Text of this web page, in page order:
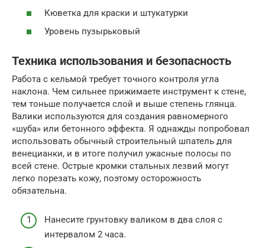
Кюветка для краски и штукатурки
Уровень пузырьковый
Техника использования и безопасность
Работа с кельмой требует точного контроля угла
наклона. Чем сильнее прижимаете инструмент к стене,
тем тоньше получается слой и выше степень глянца.
Валики используются для создания равномерного
«шуба» или бетонного эффекта. Я однажды попробовал
использовать обычный строительный шпатель для
венецианки, и в итоге получил ужасные полосы по
всей стене. Острые кромки стальных лезвий могут
легко порезать кожу, поэтому осторожность
обязательна.
Нанесите грунтовку валиком в два слоя с
интервалом 2 часа.